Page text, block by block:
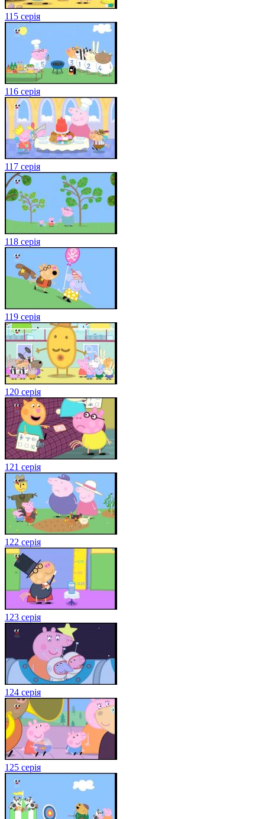
115 серія
116 серія
117 серія
118 серія
119 серія
120 серія
121 серія
122 серія
123 серія
124 серія
125 серія